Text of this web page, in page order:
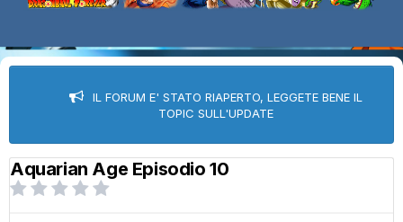
IL FORUM E' STATO RIAPERTO, LEGGETE BENE IL
TOPIC SULL'UPDATE
Aquarian Age Episodio 10